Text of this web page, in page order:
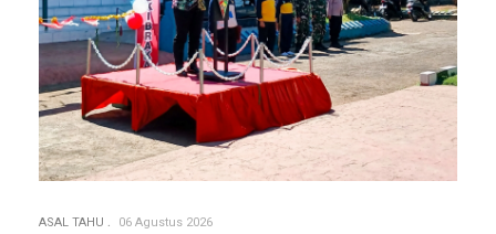
ASAL TAHU 06 Agustus 2026